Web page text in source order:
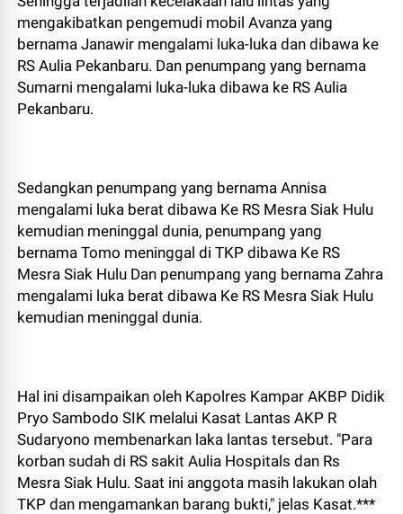
mengakibatkan pengemudi mobil Avanza yang
bernama Janawir mengalami luka-luka dan dibawa ke
RS Aulia Pekanbaru. Dan penumpang yang bernama
Sumarni mengalami luka-luka dibawa ke RS Aulia
Pekanbaru.
Sedangkan penumpang yang bernama Annisa
mengalami luka berat dibawa Ke RS Mesra Siak Hulu
kemudian meninggal dunia, penumpang yang
bernama Tomo meninggal di TKP dibawa Ke RS
Mesra Siak Hulu Dan penumpang yang bernama Zahra
mengalami luka berat dibawa Ke RS Mesra Siak Hulu
kemudian meninggal dunia.
Hal ini disampaikan oleh Kapolres Kampar AKBP Didik
Pryo Sambodo SIK melalui Kasat Lantas AKP R
Sudaryono membenarkan laka lantas tersebut. "Para
korban sudah di RS sakit Aulia Hospitals dan Rs
Mesra Siak Hulu. Saat ini anggota masih lakukan olah
TKP dan mengamankan barang bukti," jelas Kasat.***